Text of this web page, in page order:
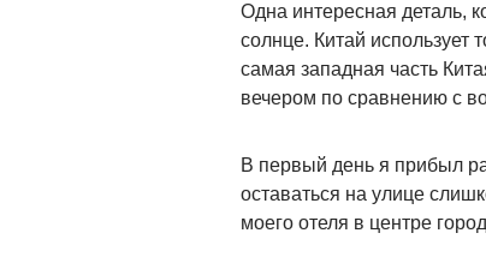
Одна интересная деталь,
солнце. Китай использует
самая западная часть
вечером по сравнению с
В первый день я прибыл
оставаться на улице
моего отеля в центре